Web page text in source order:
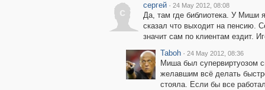
с
сергей · 24 May 2012, 08:08
Да, там где библиотека. У Миши
сказал что выходит на пенсию.
значит сам по клиентам ездит.
Taboh · 24 May 2012, 08:36
Миша был супервиртуозом
желавшим всё делать
стояла. Если бы все